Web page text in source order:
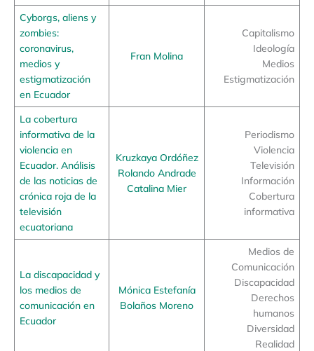
Cyborgs, aliens y
zombies:
coronavirus,
medios y
estigmatización
en Ecuador
Fran Molina
Capitalismo
Ideología
Medios
Estigmatización
La cobertura
informativa de la
violencia en
Ecuador. Análisis
de las noticias de
crónica roja de la
televisión
ecuatoriana
Kruzkaya Ordóñez
Rolando Andrade
Catalina Mier
Periodismo
Violencia
Televisión
Información
Cobertura
informativa
La discapacidad y
los medios de
comunicación en
Ecuador
Mónica Estefanía
Bolaños Moreno
Medios de
Comunicación
Discapacidad
Derechos
humanos
Diversidad
Realidad